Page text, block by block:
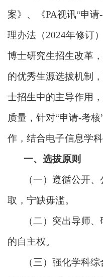
案》、《PA视讯“申
理办法（2024年修订）
博士研究生招生改革
的优秀生源选拔机制
士招生中的主导作用
质量，针对“申请-考
作，结合电子信息学
一、选拔原则
（一）遵循公开
取，宁缺毋滥。
（二）突出导师
的自主权。
（三）强化学科